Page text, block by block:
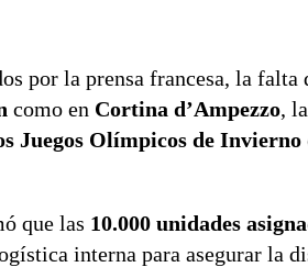
por la prensa francesa, la
como en Cortina d’Ampezzo,
Juegos Olímpicos de Invierno
que las 10.000 unidades
interna para asegurar la